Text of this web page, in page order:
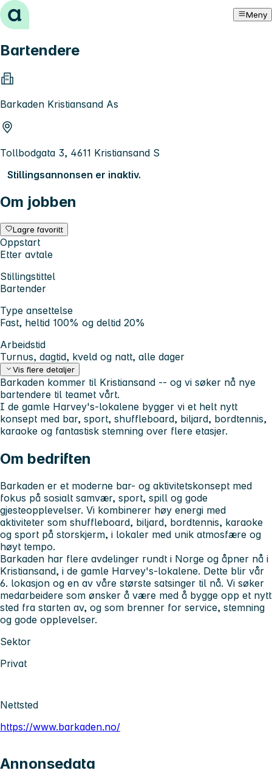
Hopp til innhold Meny
Bartendere
Barkaden Kristiansand As
Tollbodgata 3, 4611 Kristiansand S
Stillingsannonsen er inaktiv.
Om jobben
Lagre favoritt
Oppstart
Etter avtale
Stillingstittel
Bartender
Type ansettelse
Fast, heltid 100% og deltid 20%
Arbeidstid
Turnus, dagtid, kveld og natt, alle dager
Vis flere detaljer
Barkaden kommer til Kristiansand -- og vi søker nå nye
bartendere til teamet vårt.
I de gamle Harvey's-lokalene bygger vi et helt nytt
konsept med bar, sport, shuffleboard, biljard, bordtennis,
karaoke og fantastisk stemning over flere etasjer.
Om bedriften
Barkaden er et moderne bar- og aktivitetskonsept med
fokus på sosialt samvær, sport, spill og gode
gjesteopplevelser. Vi kombinerer høy energi med
aktiviteter som shuffleboard, biljard, bordtennis, karaoke
og sport på storskjerm, i lokaler med unik atmosfære og
høyt tempo.
Barkaden har flere avdelinger rundt i Norge og åpner nå i
Kristiansand, i de gamle Harvey's-lokalene. Dette blir vår
6. lokasjon og en av våre største satsinger til nå. Vi søker
medarbeidere som ønsker å være med å bygge opp et nytt
sted fra starten av, og som brenner for service, stemning
og gode opplevelser.
Sektor
Privat
Nettsted
https://www.barkaden.no/
Annonsedata